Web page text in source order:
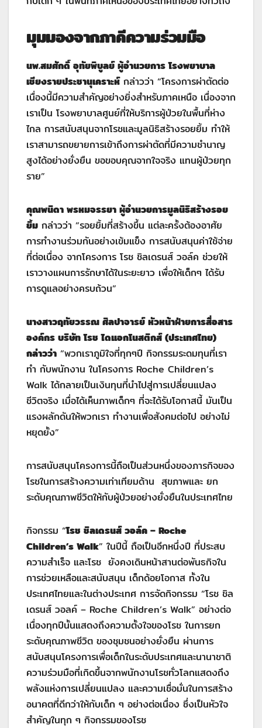
มุมมองจากภาคีความร่วมมือ
นพ.สมศักดิ์ อุทัยพิบูลย์ ผู้อำนวยการ โรงพยาบาล
เชียงรายประชานุเคราะห์กล่าวว่า “โครงการผ่าตัดต่อ
เนื่องนี้มีความสำคัญอย่างยิ่งสำหรับภาคเหนือ เนื่องจาก
เราเป็น โรงพยาบาลศูนย์ที่ให้บริการผู้ป่วยในพื้นที่ห่าง
ไกล การสนับสนุนจากโรชและมูลนิธิสร้างรอยยิ้ม ทำให้
เราสามารถขยายการเข้าถึงการผ่าตัดที่มีความชำนาญ
สูงได้อย่างยั่งยืน ขอขอบคุณจากใจจริง แทนผู้ป่วยทุก
ราย”
คุณพนิดา พรหมจรรยา ผู้อำนวยการมูลนิธิสร้างรอย
ยิ้ม กล่าวว่า “รอยยิ้มที่สร้างขึ้น แต่ละครั้งต้องอาศัย
การทำงานร่วมกันอย่างเข้มแข็ง การสนับสนุนค่าใช้จ่าย
ที่ต่อเนื่อง จากโครงการ โรช ชิลเดรนส์ วอล์ค ช่วยให้
เราวางแผนการรักษาได้ในระยะยาว เพื่อให้เด็กๆ ได้รับ
การดูแลอย่างครบถ้วน”
นางสาวฤทัยวรรณ ศิลปาจารย์ หัวหน้าฝ่ายการสื่อสาร
องค์กร บริษัท โรช ไดแอกโนสติกส์ (ประเทศไทย)
กล่าวว่า “พวกเราภูมิใจที่ทุกๆปี กิจกรรมระดมทุนที่เรา
ทำ กับพนักงาน ในโครงการ Roche Children’s
Walk ได้กลายเป็นเงินทุนที่นำไปสู่การเปลี่ยนแปลง
ชีวิตจริง เมื่อได้เห็นภาพเด็กๆ ที่จะได้รับโอกาสนี้ มันเป็น
แรงผลักดันให้พวกเรา ทำงานเพื่อสังคมต่อไป อย่างไม่
หยุดยั้ง”
การสนับสนุนโครงการนี้ถือเป็นส่วนหนึ่งของภารกิจของ
โรชในการสร้างความเท่าเทียมด้าน สุขภาพและ ยก
ระดับคุณภาพชีวิตให้กับผู้ป่วยอย่างยั่งยืนในประเทศไทย
กิจกรรม “โรช ชิลเดรนส์ วอล์ค – Roche
Children’s Walk” ในปีนี้ ถือเป็นอีกหนึ่งปี ที่ประสบ
ความสำเร็จ และโรช ยังคงเดินหน้าสานต่อพันธกิจใน
การช่วยเหลือและสนับสนุน เด็กด้อยโอกาส ทั้งใน
ประเทศไทยและในต่างประเทศ การจัดกิจกรรม “โรช ชิล
เดรนส์ วอลค์ – Roche Children’s Walk” อย่างต่อ
เนื่องทุกปีนั้นแสดงถึงความตั้งใจของโรช ในการยก
ระดับคุณภาพชีวิต ของชุมชนอย่างยั่งยืน ผ่านการ
สนับสนุนโครงการเพื่อเด็กในระดับประเทศและนานาชาติ
ความร่วมมือที่เกิดขึ้นจากพนักงานโรชทั่วโลกแสดงถึง
พลังแห่งการเปลี่ยนแปลง และความเชื่อมั่นในการสร้าง
อนาคตที่ดีกว่าให้กับเด็ก ๆ อย่างต่อเนื่อง ซึ่งเป็นหัวใจ
สำคัญในทุก ๆ กิจกรรมของโรช